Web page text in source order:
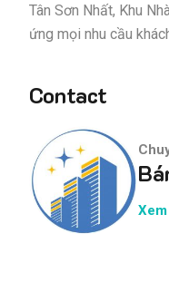
Tân Sơn Nhất, Khu
ứng mọi nhu cầu
Contact